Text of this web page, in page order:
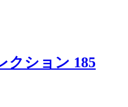
クション 185